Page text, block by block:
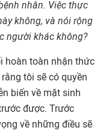
nhân. Việc thực
không, và nói rộng
người khác không?
hoàn toàn nhận thức
tôi sẽ có quyền
biến về mặt sinh
được. Trước
về những điều sẽ